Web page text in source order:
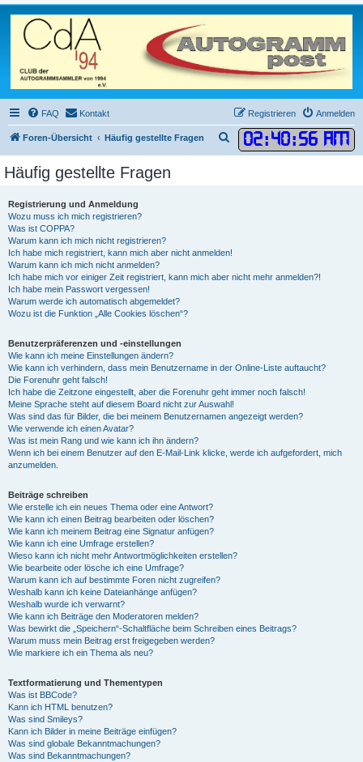
FAQ Kontakt Anmelden
Registrieren
Foren-Übersicht Häufig gestellte Fragen 02:40:57 AM
u
Häufig gestellte Fragen
Registrierung und Anmeldung
Wozu muss ich mich registrieren?
Was ist COPPA?
Warum kann ich mich nicht registrieren?
Ich habe mich registriert, kann mich aber nicht anmelden!
Warum kann ich mich nicht anmelden?
Ich habe mich vor einiger Zeit registriert, kann mich aber nicht mehr anmelden?!
Ich habe mein Passwort vergessen!
Warum werde ich automatisch abgemeldet?
Wozu ist die Funktion „Alle Cookies löschen“?
Benutzerpräferenzen und -einstellungen
Wie kann ich meine Einstellungen ändern?
Wie kann ich verhindern, dass mein Benutzername in der Online-Liste auftaucht?
Die Forenuhr geht falsch!
Ich habe die Zeitzone eingestellt, aber die Forenuhr geht immer noch falsch!
Meine Sprache steht auf diesem Board nicht zur Auswahl!
Was sind das für Bilder, die bei meinem Benutzernamen angezeigt werden?
Wie verwende ich einen Avatar?
Was ist mein Rang und wie kann ich ihn ändern?
Wenn ich bei einem Benutzer auf den E-Mail-Link klicke, werde ich aufgefordert, mich
anzumelden.
Beiträge schreiben
Wie erstelle ich ein neues Thema oder eine Antwort?
Wie kann ich einen Beitrag bearbeiten oder löschen?
Wie kann ich meinem Beitrag eine Signatur anfügen?
Wie kann ich eine Umfrage erstellen?
Wieso kann ich nicht mehr Antwortmöglichkeiten erstellen?
Wie bearbeite oder lösche ich eine Umfrage?
Warum kann ich auf bestimmte Foren nicht zugreifen?
Weshalb kann ich keine Dateianhänge anfügen?
Weshalb wurde ich verwarnt?
Wie kann ich Beiträge den Moderatoren melden?
Was bewirkt die „Speichern“-Schaltfläche beim Schreiben eines Beitrags?
Warum muss mein Beitrag erst freigegeben werden?
Wie markiere ich ein Thema als neu?
Textformatierung und Thementypen
Was ist BBCode?
Kann ich HTML benutzen?
Was sind Smileys?
Kann ich Bilder in meine Beiträge einfügen?
Was sind globale Bekanntmachungen?
Was sind Bekanntmachungen?